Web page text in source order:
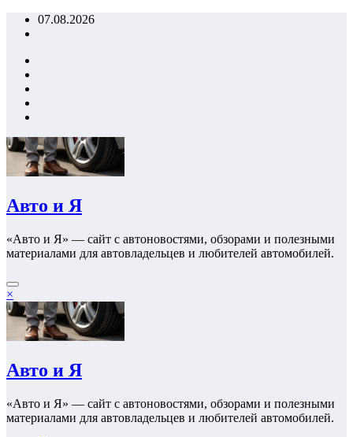
Перейти07.08.2026
Авто и Я
«Авто и Я» — сайт с автоновостями, обзорами и полезными
материалами для автовладельцев и любителей автомобилей.
×
Авто и Я
«Авто и Я» — сайт с автоновостями, обзорами и полезными
материалами для автовладельцев и любителей автомобилей.